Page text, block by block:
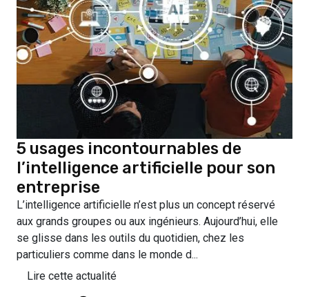
5 usages incontournables de
l’intelligence artificielle pour son
entreprise
L’intelligence artificielle n’est plus un concept réservé
aux grands groupes ou aux ingénieurs. Aujourd’hui, elle
se glisse dans les outils du quotidien, chez les
particuliers comme dans le monde d...
Lire cette actualité